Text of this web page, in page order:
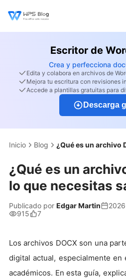
Escritor de
Crea y perfecciona
Edita y colabora en archivos de
Mejora tu escritura con revisiones
Accede a plantillas gratuitas para
Descarga
Inicio Blog
¿Qué es un
lo que necesitas
Publicado por Edgar Martin
915
7
Los archivos DOCX son una
digital actual, especialmente
académicos. En esta guía,